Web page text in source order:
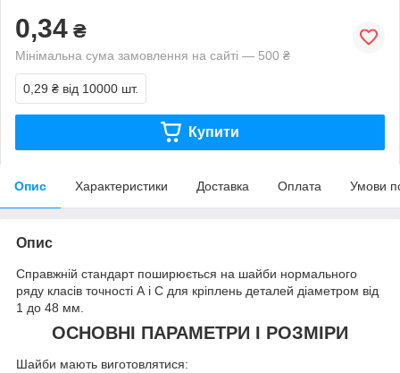
0,34 ₴
Мінімальна сума замовлення на сайті — 500 ₴
0,29 ₴ від 10000 шт.
Купити
Опис Характеристики Доставка Оплата Умови
Опис
Справжній стандарт поширюється на шайби нормального
ряду класів точності А і C для кріплень деталей діаметром від
1 до 48 мм.
ОСНОВНІ ПАРАМЕТРИ І РОЗМІРИ
Шайби мають виготовлятися: